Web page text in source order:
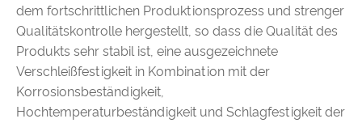
dem fortschrittlichen Produktionsprozess und strenger
Qualitätskontrolle hergestellt, so dass die Qualität des
Produkts sehr stabil ist, eine ausgezeichnete
Verschleißfestigkeit in Kombination mit der
Korrosionsbeständigkeit,
Hochtemperaturbeständigkeit und Schlagfestigkeit der